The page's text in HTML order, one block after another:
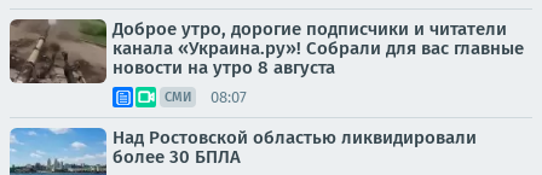
Доброе утро, дорогие подписчики и читатели
канала «Украина.ру»! Собрали для вас главные
новости на утро 8 августа
СМИ 08:07
Над Ростовской областью ликвидировали
более 30 БПЛА